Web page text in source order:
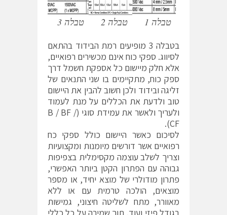
טבלה 1 טבלה 2 טבלה 3
בטבלה 3 מופיעים רמת הבידוד בהתאם
לסיווג. ספקי כוח אינם מכשירים רפואיים,
אלא חלק מיישום כל אספקת חשמל דרך
ספק כוח, מתקיימים בו שני התנאים של
זליגה ובידוד ולכן חשוב להבין את היישום
טוב ולדעת את הכללים על מנת לעמוד
ולעריך ולאשר את עמידת סוגי (B / BF /
CF).
לסיכום כאשר היישום כולל ספקי כח
רפואיים אשר דורשים מיומנות ומקצועיות
וצריך לשלב עוצמה מקסימלית בצפיפות
גבוהה עם הפתרון הקטן ביותר האפשרי,
פתרון מודולרי של מוצא יחיד, או מספר
מוצאים, הולכה טרמית עם או ללא
מאוורר, מתח לשליטה חיצוני, גמישות
בגודל פיזי ועוד, תוך שמירה על כל כללי